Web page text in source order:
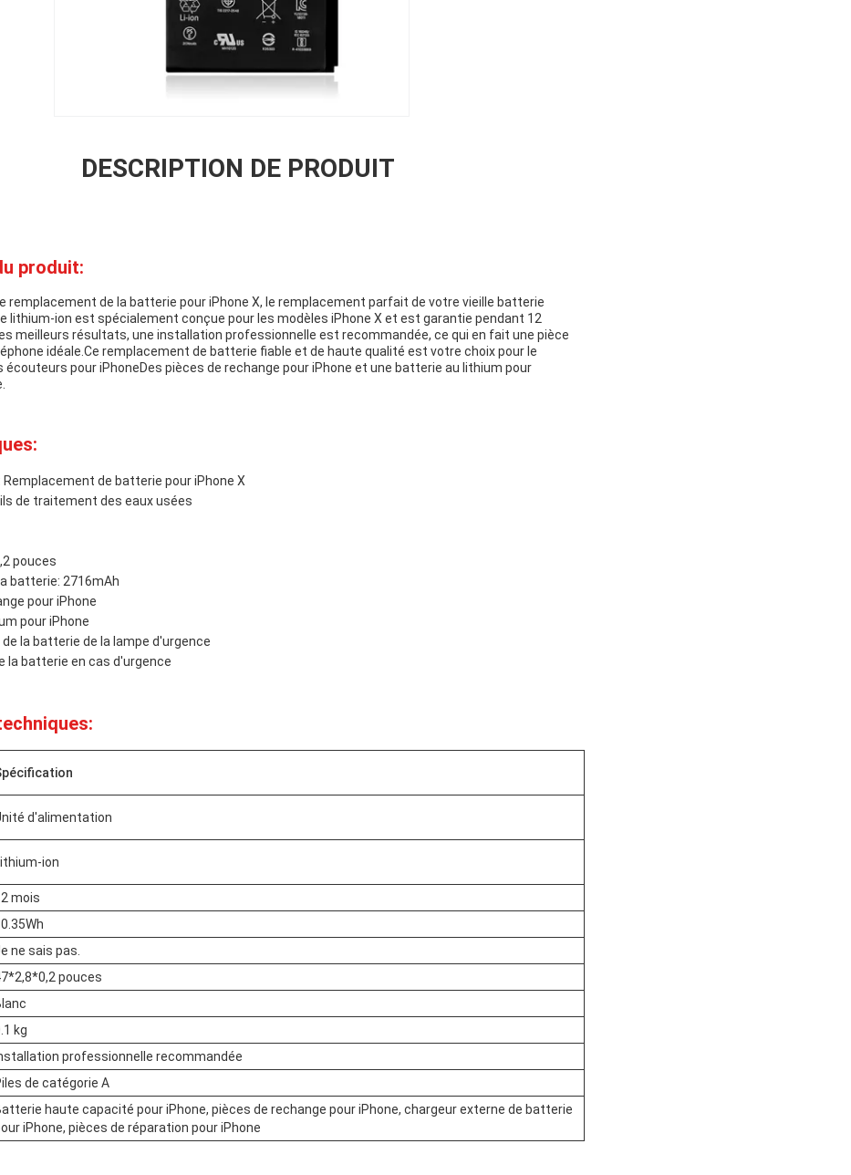
DESCRIPTION DE PRODUIT
produit:
remplacement de la batterie pour iPhone X, le remplacement parfait de votre vieille batterie
lithium-ion est spécialement conçue pour les modèles iPhone X et est garantie pendant 12
meilleurs résultats, une installation professionnelle est recommandée, ce qui en fait une pièce
idéale.Ce remplacement de batterie fiable et de haute qualité est votre choix pour le
pour iPhoneDes pièces de rechange pour iPhone et une batterie au lithium pour
Remplacement de batterie pour iPhone X
de traitement des eaux usées
pouces
batterie: 2716mAh
pour iPhone
pour iPhone
la batterie de la lampe d'urgence
la batterie en cas d'urgence
d'alimentation
ion
mois
ne sais pas.
pouces
kg
professionnelle recommandée
de catégorie A
haute capacité pour iPhone, pièces de rechange pour iPhone, chargeur externe de batterie
iPhone, pièces de réparation pour iPhone